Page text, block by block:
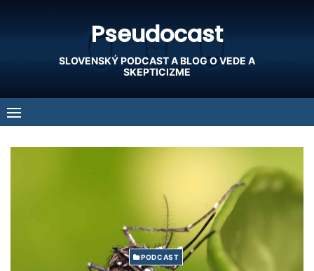
Pseudocast
SLOVENSKÝ PODCAST A BLOG O VEDE A
SKEPTICIZME
PODCAST